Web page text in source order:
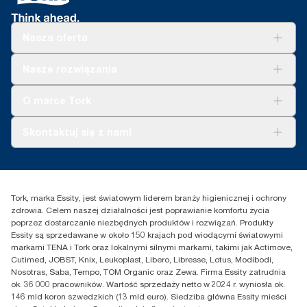
Reklamacja produktu
Przedstawiciele handlowi
Puławska 180
02-670 Warszawa
Polska
Tork, marka Essity, jest światowym liderem branży higienicznej i ochrony
zdrowia. Celem naszej działalności jest poprawianie komfortu życia
poprzez dostarczanie niezbędnych produktów i rozwiązań. Produkty
Essity są sprzedawane w około 150 krajach pod wiodącymi światowymi
markami TENA i Tork oraz lokalnymi silnymi markami, takimi jak Actimove,
Cutimed, JOBST, Knix, Leukoplast, Libero, Libresse, Lotus, Modibodi,
Nosotras, Saba, Tempo, TOM Organic oraz Zewa. Firma Essity zatrudnia
ok. 36 000 pracowników. Wartość sprzedaży netto w 2024 r. wyniosła ok.
146 mld koron szwedzkich (13 mld euro). Siedziba główna Essity mieści